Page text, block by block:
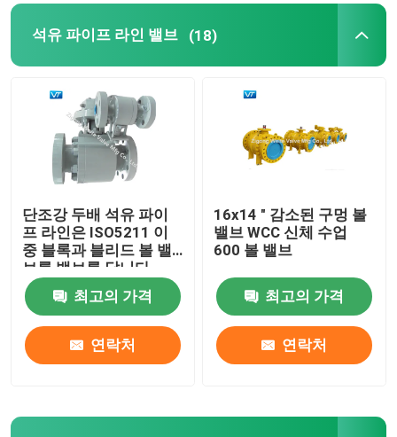
석유 파이프 라인 밸브 (18)
단조강 두배 석유 파이
프 라인은 ISO5211 이
중 블록과 블리드 볼 밸
브를 밸브를 답니다
최고의 가격
연락처
16x14 " 감소된 구멍 볼
밸브 WCC 신체 수업
600 볼 밸브
최고의 가격
연락처